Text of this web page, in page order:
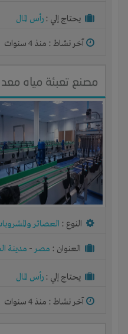
يحتاج إلي : رأس المال
آخر نشاط : منذ 4 سنوات
مصنع تعبئة مياه
النوع : العصائر
العنوان : مصر- مدينة
يحتاج إلي : رأس المال
آخر نشاط : منذ 4 سنوات